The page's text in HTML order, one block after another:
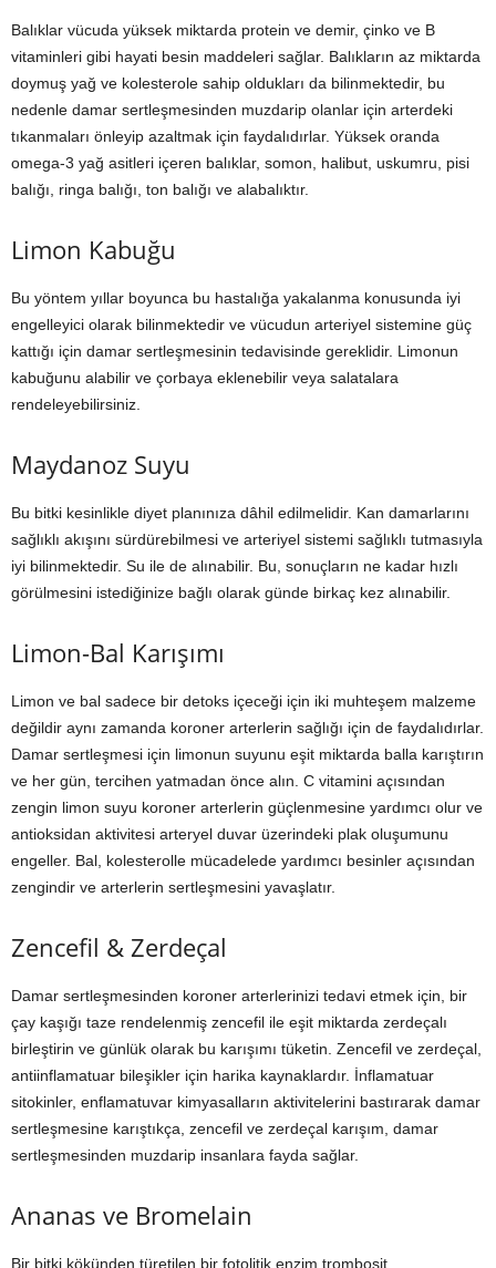
Balıklar vücuda yüksek miktarda protein ve demir, çinko ve B
vitaminleri gibi hayati besin maddeleri sağlar. Balıkların az miktarda
doymuş yağ ve kolesterole sahip oldukları da bilinmektedir, bu
nedenle damar sertleşmesinden muzdarip olanlar için arterdeki
tıkanmaları önleyip azaltmak için faydalıdırlar. Yüksek oranda
omega-3 yağ asitleri içeren balıklar, somon, halibut, uskumru, pisi
balığı, ringa balığı, ton balığı ve alabalıktır.
Limon Kabuğu
Bu yöntem yıllar boyunca bu hastalığa yakalanma konusunda iyi
engelleyici olarak bilinmektedir ve vücudun arteriyel sistemine güç
kattığı için damar sertleşmesinin tedavisinde gereklidir. Limonun
kabuğunu alabilir ve çorbaya eklenebilir veya salatalara
rendeleyebilirsiniz.
Maydanoz Suyu
Bu bitki kesinlikle diyet planınıza dâhil edilmelidir. Kan damarlarını
sağlıklı akışını sürdürebilmesi ve arteriyel sistemi sağlıklı tutmasıyla
iyi bilinmektedir. Su ile de alınabilir. Bu, sonuçların ne kadar hızlı
görülmesini istediğinize bağlı olarak günde birkaç kez alınabilir.
Limon-Bal Karışımı
Limon ve bal sadece bir detoks içeceği için iki muhteşem malzeme
değildir aynı zamanda koroner arterlerin sağlığı için de faydalıdırlar.
Damar sertleşmesi için limonun suyunu eşit miktarda balla karıştırın
ve her gün, tercihen yatmadan önce alın. C vitamini açısından
zengin limon suyu koroner arterlerin güçlenmesine yardımcı olur ve
antioksidan aktivitesi arteryel duvar üzerindeki plak oluşumunu
engeller. Bal, kolesterolle mücadelede yardımcı besinler açısından
zengindir ve arterlerin sertleşmesini yavaşlatır.
Zencefil & Zerdeçal
Damar sertleşmesinden koroner arterlerinizi tedavi etmek için, bir
çay kaşığı taze rendelenmiş zencefil ile eşit miktarda zerdeçalı
birleştirin ve günlük olarak bu karışımı tüketin. Zencefil ve zerdeçal,
antiinflamatuar bileşikler için harika kaynaklardır. İnflamatuar
sitokinler, enflamatuvar kimyasalların aktivitelerini bastırarak damar
sertleşmesine karıştıkça, zencefil ve zerdeçal karışım, damar
sertleşmesinden muzdarip insanlara fayda sağlar.
Ananas ve Bromelain
Bir bitki kökünden türetilen bir fotolitik enzim trombosit